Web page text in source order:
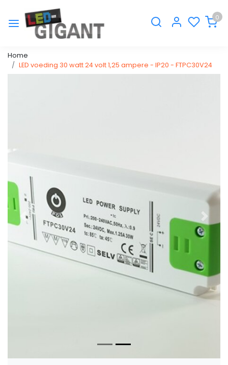
0
Home
LED voeding 30 watt 24 volt 1,25 ampere - IP20 - FTPC30V24
Vorige